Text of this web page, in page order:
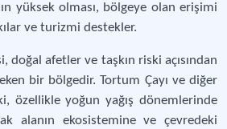
yüksek olması, bölgeye olan erişimi
ve turizmi destekler​​.
doğal afetler ve taşkın riski açısından
bir bölgedir. Tortum Çayı ve diğer
özellikle yoğun yağış dönemlerinde
alanın ekosistemine ve çevredeki